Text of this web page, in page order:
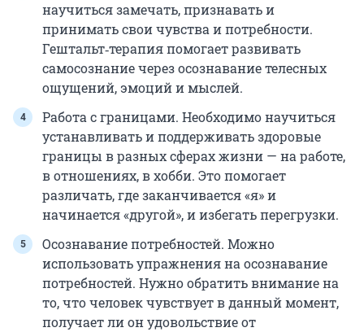
научиться замечать, признавать и
принимать свои чувства и потребности.
Гештальт‑терапия помогает развивать
самосознание через осознавание телесных
ощущений, эмоций и мыслей.
Работа с границами. Необходимо научиться
устанавливать и поддерживать здоровые
границы в разных сферах жизни — на работе,
в отношениях, в хобби. Это помогает
различать, где заканчивается «я» и
начинается «другой», и избегать перегрузки.
Осознавание потребностей. Можно
использовать упражнения на осознавание
потребностей. Нужно обратить внимание на
то, что человек чувствует в данный момент,
получает ли он удовольствие от